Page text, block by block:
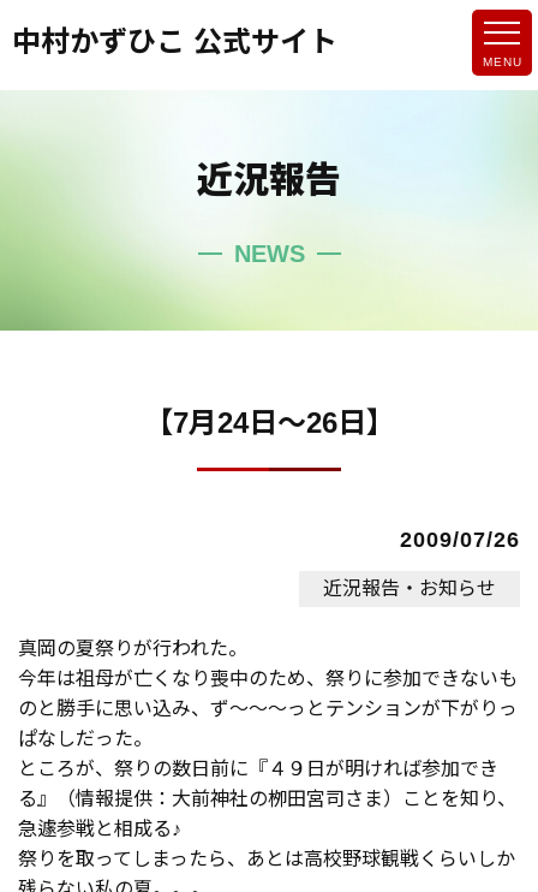
中村かずひこ 公式サイト
近況報告
NEWS
【7月24日～26日】
2009/07/26
近況報告・お知らせ
真岡の夏祭りが行われた。
今年は祖母が亡くなり喪中のため、祭りに参加できないも
のと勝手に思い込み、ず～～～っとテンションが下がりっ
ぱなしだった。
ところが、祭りの数日前に『４９日が明ければ参加でき
る』（情報提供：大前神社の栁田宮司さま）ことを知り、
急遽参戦と相成る♪
祭りを取ってしまったら、あとは高校野球観戦くらいしか